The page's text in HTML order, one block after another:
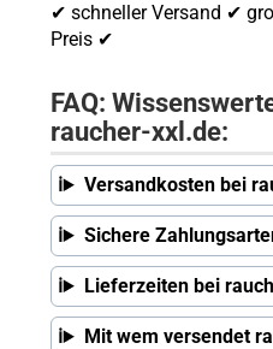
✔ schneller Versand ✔
Preis ✔
FAQ:
raucher-xxl.de:
Versandkosten bei
Sichere
Lieferzeiten bei
Mit wem versendet